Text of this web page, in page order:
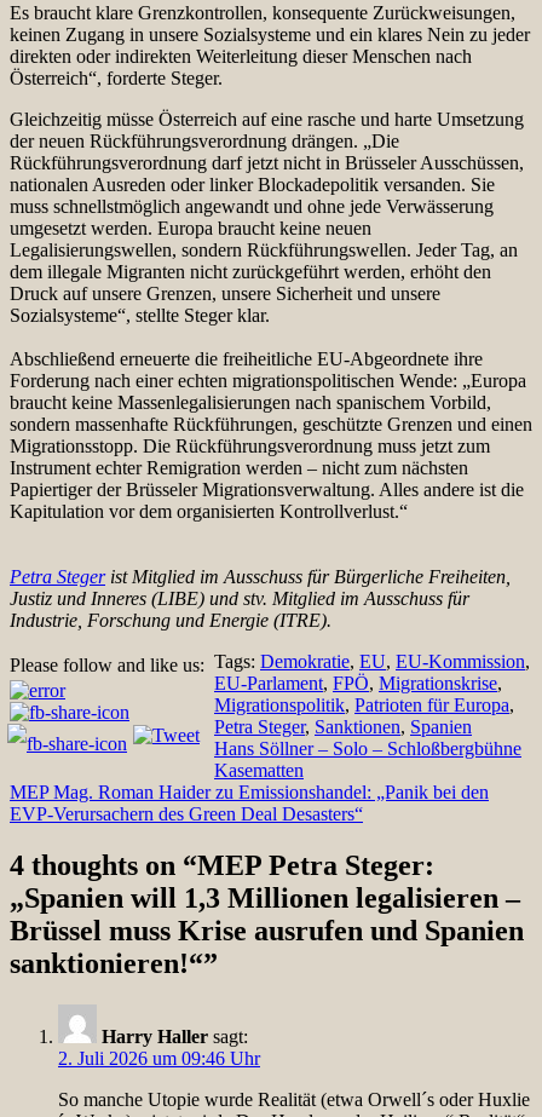
Es braucht klare Grenzkontrollen, konsequente Zurückweisungen,
keinen Zugang in unsere Sozialsysteme und ein klares Nein zu jeder
direkten oder indirekten Weiterleitung dieser Menschen nach
Österreich“, forderte Steger.
Gleichzeitig müsse Österreich auf eine rasche und harte Umsetzung
der neuen Rückführungsverordnung drängen. „Die
Rückführungsverordnung darf jetzt nicht in Brüsseler Ausschüssen,
nationalen Ausreden oder linker Blockadepolitik versanden. Sie
muss schnellstmöglich angewandt und ohne jede Verwässerung
umgesetzt werden. Europa braucht keine neuen
Legalisierungswellen, sondern Rückführungswellen. Jeder Tag, an
dem illegale Migranten nicht zurückgeführt werden, erhöht den
Druck auf unsere Grenzen, unsere Sicherheit und unsere
Sozialsysteme“, stellte Steger klar.
Abschließend erneuerte die freiheitliche EU-Abgeordnete ihre
Forderung nach einer echten migrationspolitischen Wende: „Europa
braucht keine Massenlegalisierungen nach spanischem Vorbild,
sondern massenhafte Rückführungen, geschützte Grenzen und einen
Migrationsstopp. Die Rückführungsverordnung muss jetzt zum
Instrument echter Remigration werden – nicht zum nächsten
Papiertiger der Brüsseler Migrationsverwaltung. Alles andere ist die
Kapitulation vor dem organisierten Kontrollverlust.“
Petra Stegerist Mitglied im Ausschuss für Bürgerliche Freiheiten,
Justiz und Inneres (LIBE) und stv. Mitglied im Ausschuss für
Industrie, Forschung und Energie (ITRE).
Please follow and like us: Tags: Demokratie, EU, EU-Kommission,
EU-Parlament, FPÖ, Migrationskrise,
Migrationspolitik, Patrioten für Europa,
Petra Steger, Sanktionen, Spanien
BeitragsnavigationHans Söllner – Solo – Schloßbergbühne
Kasematten
MEP Mag. Roman Haider zu Emissionshandel: „Panik bei den
EVP-Verursachern des Green Deal Desasters“
4 thoughts on “MEP Petra Steger:
„Spanien will 1,3 Millionen legalisieren –
Brüssel muss Krise ausrufen und Spanien
sanktionieren!“”
Harry Haller sagt:
2. Juli 2026 um 09:46 Uhr
So manche Utopie wurde Realität (etwa Orwell´s oder Huxlie